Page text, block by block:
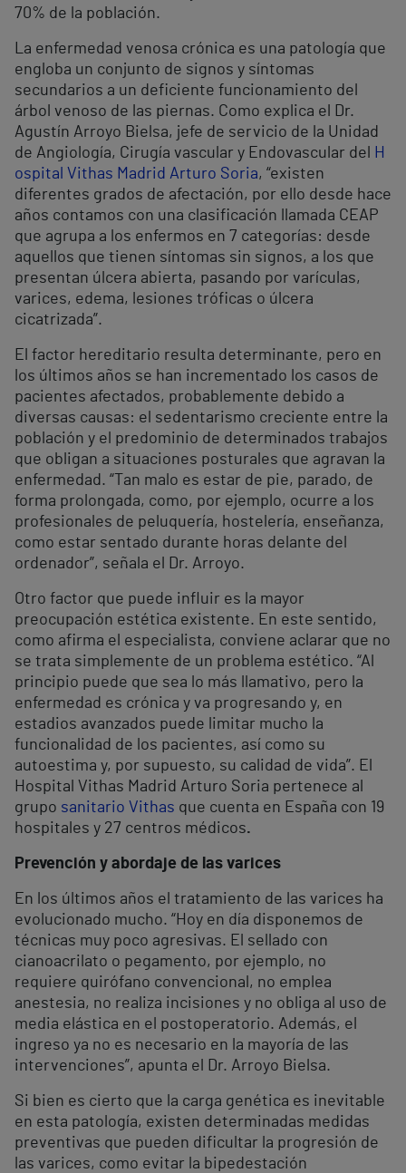
70% de la población.
La enfermedad venosa crónica es una patología que
engloba un conjunto de signos y síntomas
secundarios a un deficiente funcionamiento del
árbol venoso de las piernas. Como explica el Dr.
Agustín Arroyo Bielsa, jefe de servicio de la Unidad
de Angiología, Cirugía vascular y Endovascular del
H
ospital Vithas Madrid Arturo Soria, “existen
diferentes grados de afectación, por ello desde hace
años contamos con una clasificación llamada CEAP
que agrupa a los enfermos en 7 categorías: desde
aquellos que tienen síntomas sin signos, a los que
presentan úlcera abierta, pasando por varículas,
varices, edema, lesiones tróficas o úlcera
cicatrizada”.
El factor hereditario resulta determinante, pero en
los últimos años se han incrementado los casos de
pacientes afectados, probablemente debido a
diversas causas: el sedentarismo creciente entre la
población y el predominio de determinados trabajos
que obligan a situaciones posturales que agravan la
enfermedad. “Tan malo es estar de pie, parado, de
forma prolongada, como, por ejemplo, ocurre a los
profesionales de peluquería, hostelería, enseñanza,
como estar sentado durante horas delante del
ordenador”, señala el Dr. Arroyo.
Otro factor que puede influir es la mayor
preocupación estética existente. En este sentido,
como afirma el especialista, conviene aclarar que no
se trata simplemente de un problema estético. “Al
principio puede que sea lo más llamativo, pero la
enfermedad es crónica y va progresando y, en
estadios avanzados puede limitar mucho la
funcionalidad de los pacientes, así como su
autoestima y, por supuesto, su calidad de vida”. El
Hospital Vithas Madrid Arturo Soria pertenece al
grupo sanitario Vithas que cuenta en España con 19
hospitales y 27 centros médicos.
Prevención y abordaje de las varices
En los últimos años el tratamiento de las varices ha
evolucionado mucho. “Hoy en día disponemos de
técnicas muy poco agresivas. El sellado con
cianoacrilato o pegamento, por ejemplo, no
requiere quirófano convencional, no emplea
anestesia, no realiza incisiones y no obliga al uso de
media elástica en el postoperatorio. Además, el
ingreso ya no es necesario en la mayoría de las
intervenciones”, apunta el Dr. Arroyo Bielsa.
Si bien es cierto que la carga genética es inevitable
en esta patología, existen determinadas medidas
preventivas que pueden dificultar la progresión de
las varices, como evitar la bipedestación